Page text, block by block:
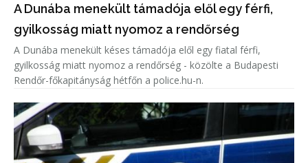
A Dunába menekült támadója elől egy férfi,
gyilkosság miatt nyomoz a rendőrség
A Dunába menekült késes támadója elől egy fiatal férfi,
gyilkosság miatt nyomoz a rendőrség - közölte a Budapesti
Rendőr-főkapitányság hétfőn a police.hu-n.